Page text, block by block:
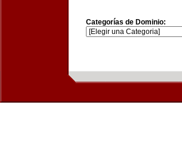
Categorías de Dominio: